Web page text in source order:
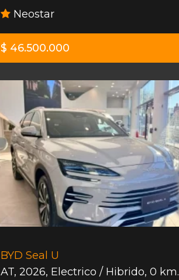
Neostar
$ 46.500.000
BYD Seal U
AT, 2026, Electrico / Hibrido, 0 km.